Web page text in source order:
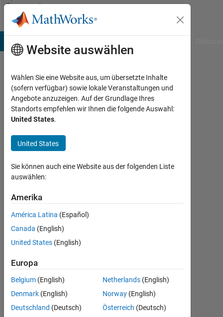
Weiter zum Inhalt
Community
Profile
Jue
Gu
Last
fast 2
Jahre
vor
seit
2024
Followers:
0
Follow
Website auswählen
Wählen Sie eine Website aus, um übersetzte Inhalte
(sofern verfügbar) sowie lokale Veranstaltungen und
Angebote anzuzeigen. Auf der Grundlage Ihres
Standorts empfehlen wir Ihnen die folgende Auswahl:
United States.
United States
Sie können auch eine Website aus der folgenden Liste
auswählen:
Amerika
América Latina (Español)
Canada (English)
United States (English)
Europa
Belgium (English)
Denmark (English)
Deutschland (Deutsch)
Netherlands (English)
Norway (English)
Österreich (Deutsch)